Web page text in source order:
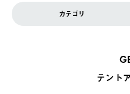
カテゴリ
テント